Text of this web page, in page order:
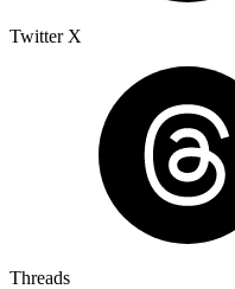
Twitter X
Threads